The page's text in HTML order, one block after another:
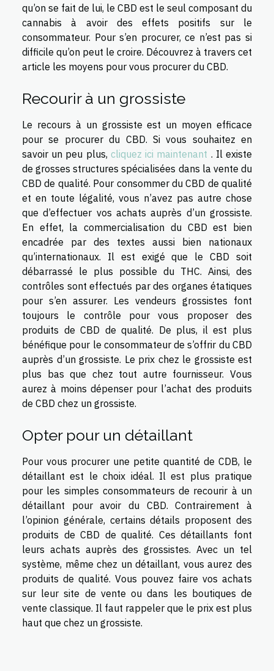
qu’on se fait de lui, le CBD est le seul composant du
cannabis à avoir des effets positifs sur le
consommateur. Pour s’en procurer, ce n’est pas si
difficile qu’on peut le croire. Découvrez à travers cet
article les moyens pour vous procurer du CBD.
Recourir à un grossiste
Le recours à un grossiste est un moyen efficace
pour se procurer du CBD. Si vous souhaitez en
savoir un peu plus, cliquez ici maintenant . Il existe
de grosses structures spécialisées dans la vente du
CBD de qualité. Pour consommer du CBD de qualité
et en toute légalité, vous n’avez pas autre chose
que d’effectuer vos achats auprès d’un grossiste.
En effet, la commercialisation du CBD est bien
encadrée par des textes aussi bien nationaux
qu’internationaux. Il est exigé que le CBD soit
débarrassé le plus possible du THC. Ainsi, des
contrôles sont effectués par des organes étatiques
pour s’en assurer. Les vendeurs grossistes font
toujours le contrôle pour vous proposer des
produits de CBD de qualité. De plus, il est plus
bénéfique pour le consommateur de s’offrir du CBD
auprès d’un grossiste. Le prix chez le grossiste est
plus bas que chez tout autre fournisseur. Vous
aurez à moins dépenser pour l’achat des produits
de CBD chez un grossiste.
Opter pour un détaillant
Pour vous procurer une petite quantité de CDB, le
détaillant est le choix idéal. Il est plus pratique
pour les simples consommateurs de recourir à un
détaillant pour avoir du CBD. Contrairement à
l’opinion générale, certains détails proposent des
produits de CBD de qualité. Ces détaillants font
leurs achats auprès des grossistes. Avec un tel
système, même chez un détaillant, vous aurez des
produits de qualité. Vous pouvez faire vos achats
sur leur site de vente ou dans les boutiques de
vente classique. Il faut rappeler que le prix est plus
haut que chez un grossiste.